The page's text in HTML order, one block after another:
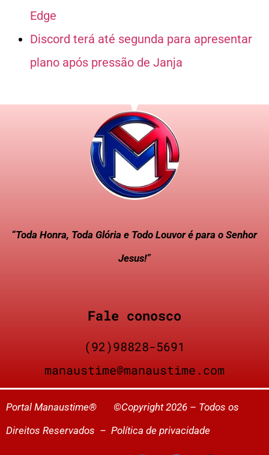
Edge
Discord terá até segunda para apresentar
plano após pressão de Janja
“Toda Honra, Toda Glória e Todo Louvor é para o Senhor
Jesus!”
Fale conosco
(92)98828-5691
manaustime@manaustime.com
Portal Manaustime® ©Copyright 2026 – Todos os
Direitos Reservados – Política de privacidade